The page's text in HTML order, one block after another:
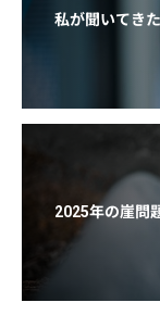
私が聞いてき
2025年の崖問